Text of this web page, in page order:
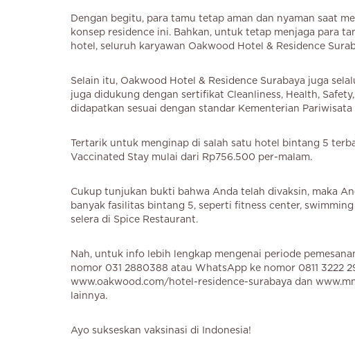
Dengan begitu, para tamu tetap aman dan nyaman saat
konsep residence ini. Bahkan, untuk tetap menjaga para
hotel, seluruh karyawan Oakwood Hotel & Residence
Selain itu, Oakwood Hotel & Residence Surabaya juga
juga didukung dengan sertifikat Cleanliness, Health,
didapatkan sesuai dengan standar Kementerian
Tertarik untuk menginap di salah satu hotel bintang 5
Vaccinated Stay mulai dari Rp756.500 per-malam.
Cukup tunjukan bukti bahwa Anda telah divaksin, maka
banyak fasilitas bintang 5, seperti fitness center,
selera di Spice Restaurant.
Nah, untuk info lebih lengkap mengenai periode
nomor 031 2880388 atau WhatsApp ke nomor 0811 3222
www.oakwood.com/hotel-residence-surabaya dan
lainnya.
Ayo sukseskan vaksinasi di Indonesia!